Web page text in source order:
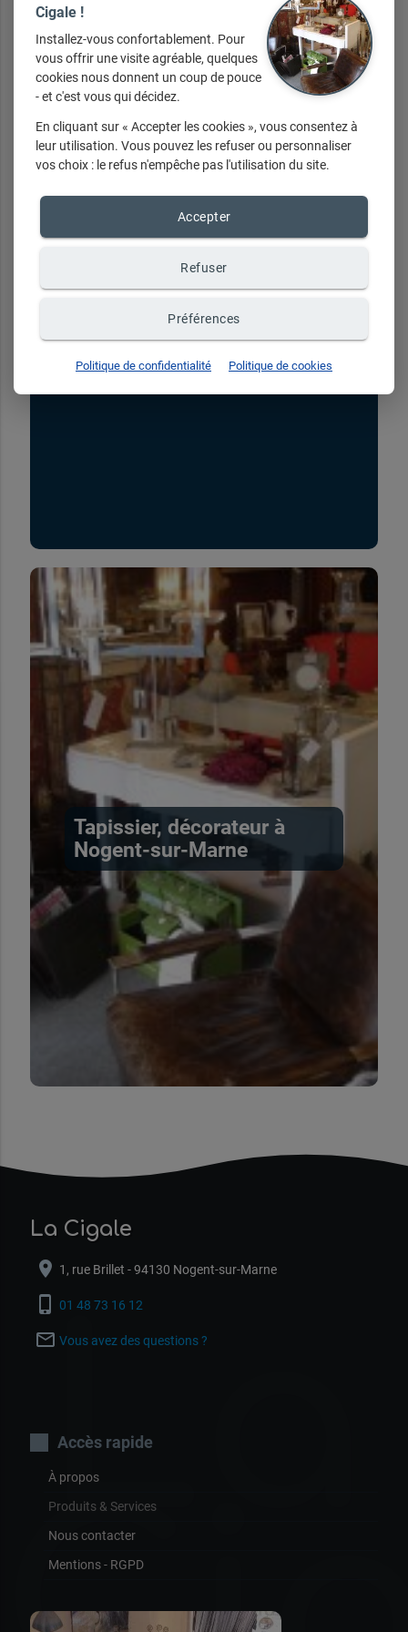
Vous avez une question ?
contactez-nous ici
Du mardi au samedi de 9h à 13h et de 15h
à 19h
Tapissier, décorateur à
Nogent-sur-Marne
La
La Cigale
location_on 1, rue Brillet - 94130 Nogent-sur-Marne
phone_iphone 01 48 73 16 12
mail_outline Vous avez des questions ?
Accès rapide
À propos
Produits & Services
Nous contacter
Mentions - RGPD
Cigale !
Installez-vous confortablement. Pour
vous offrir une visite agréable, quelques
cookies nous donnent un coup de pouce
- et c'est vous qui décidez.
En cliquant sur « Accepter les cookies », vous consentez à
leur utilisation. Vous pouvez les refuser ou personnaliser
vos choix : le refus n'empêche pas l'utilisation du site.
Accepter
Refuser
Préférences
Politique de confidentialité Politique de cookies